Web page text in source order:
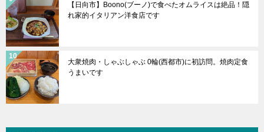
【日向市】Boono(ブーノ)で食べたオムライスは絶品！隠
れ家的イタリアン洋食店です
大衆焼肉・しゃぶしゃぶ 0輪(西都市)に初訪問。焼肉定食
うまいです